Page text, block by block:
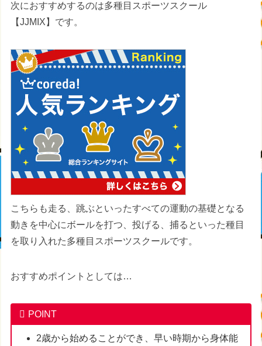
次におすすめするのは多種目スポーツスクール
【JJMIX】です。
こちらも走る、跳ぶといったすべての運動の基礎となる
動きを中心にボールを打つ、投げる、捕るといった種目
を取り入れた多種目スポーツスクールです。
おすすめポイントとしては…
POINT
2歳から始めることができ、早い時期から身体能